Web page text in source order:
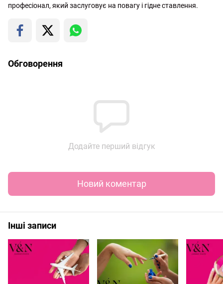
професіонал, який заслуговує на повагу і гідне ставлення.
Обговорення
Додайте перший відгук
Новий коментар
Інші записи